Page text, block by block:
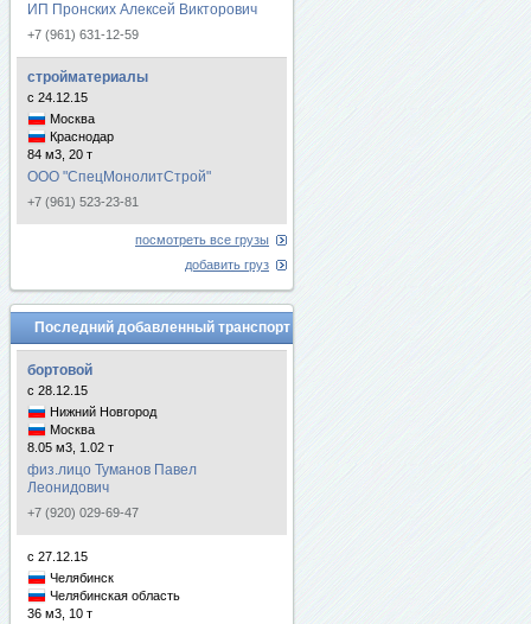
ИП Пронских Алексей Викторович
+7 (961) 631-12-59
стройматериалы
с 24.12.15
Москва
Краснодар
84 м3, 20 т
ООО "СпецМонолитСтрой"
+7 (961) 523-23-81
посмотреть все грузы
добавить груз
Последний добавленный транспорт
бортовой
с 28.12.15
Нижний Новгород
Москва
8.05 м3, 1.02 т
физ.лицо Туманов Павел
Леонидович
+7 (920) 029-69-47
с 27.12.15
Челябинск
Челябинская область
36 м3, 10 т